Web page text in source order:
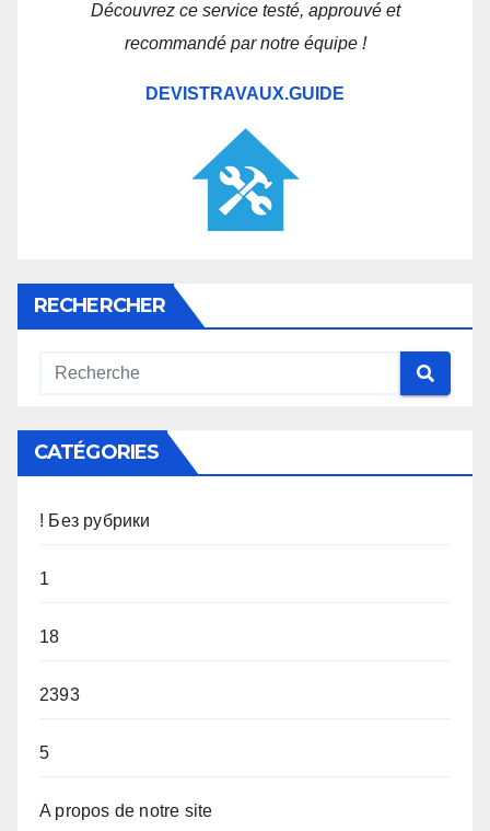
Découvrez ce service testé, approuvé et
recommandé par notre équipe !
DEVISTRAVAUX.GUIDE
RECHERCHER
CATÉGORIES
! Без рубрики
1
18
2393
5
A propos de notre site